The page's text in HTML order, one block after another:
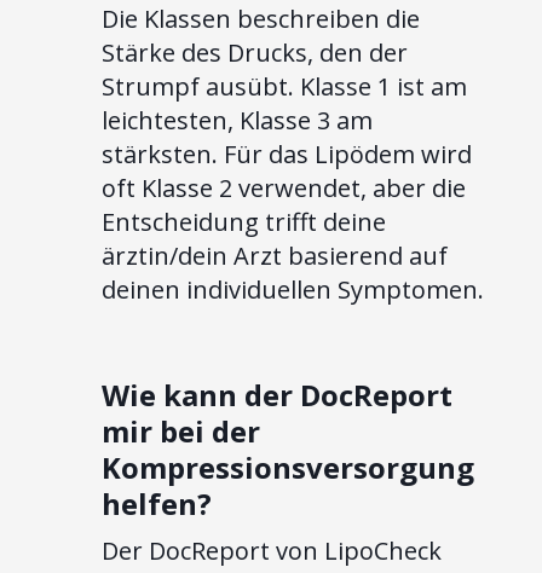
Die Klassen beschreiben die
Stärke des Drucks, den der
Strumpf ausübt. Klasse 1 ist am
leichtesten, Klasse 3 am
stärksten. Für das Lipödem wird
oft Klasse 2 verwendet, aber die
Entscheidung trifft deine
ärztin/dein Arzt basierend auf
deinen individuellen Symptomen.
Wie kann der DocReport
mir bei der
Kompressionsversorgung
helfen?
Der DocReport von LipoCheck